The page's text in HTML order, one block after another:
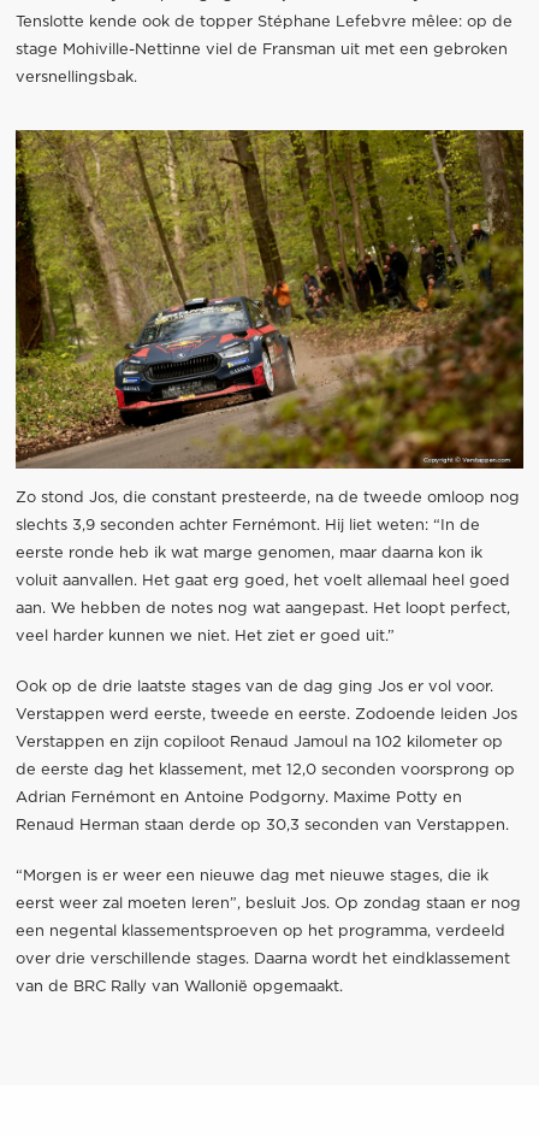
Tenslotte kende ook de topper Stéphane Lefebvre mêlee: op de
stage Mohiville-Nettinne viel de Fransman uit met een gebroken
versnellingsbak.
Zo stond Jos, die constant presteerde, na de tweede omloop nog
slechts 3,9 seconden achter Fernémont. Hij liet weten: “In de
eerste ronde heb ik wat marge genomen, maar daarna kon ik
voluit aanvallen. Het gaat erg goed, het voelt allemaal heel goed
aan. We hebben de notes nog wat aangepast. Het loopt perfect,
veel harder kunnen we niet. Het ziet er goed uit.”
Ook op de drie laatste stages van de dag ging Jos er vol voor.
Verstappen werd eerste, tweede en eerste. Zodoende leiden Jos
Verstappen en zijn copiloot Renaud Jamoul na 102 kilometer op
de eerste dag het klassement, met 12,0 seconden voorsprong op
Adrian Fernémont en Antoine Podgorny. Maxime Potty en
Renaud Herman staan derde op 30,3 seconden van Verstappen.
“Morgen is er weer een nieuwe dag met nieuwe stages, die ik
eerst weer zal moeten leren”, besluit Jos. Op zondag staan er nog
een negental klassementsproeven op het programma, verdeeld
over drie verschillende stages. Daarna wordt het eindklassement
van de BRC Rally van Wallonië opgemaakt.